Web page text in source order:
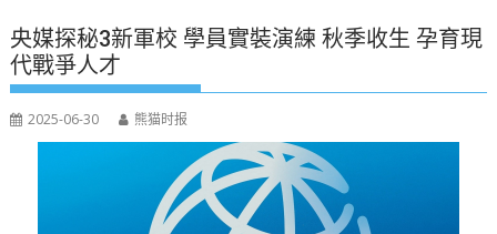
央媒探秘3新軍校 學員實裝演練 秋季收生 孕育現
代戰爭人才
2025-06-30 熊猫时报